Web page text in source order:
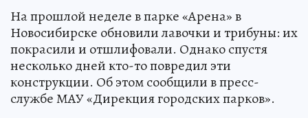
На прошлой неделе в парке «Арена» в
Новосибирске обновили лавочки и трибуны: их
покрасили и отшлифовали. Однако спустя
несколько дней кто-то повредил эти
конструкции. Об этом сообщили в пресс-
службе МАУ «Дирекция городских парков».